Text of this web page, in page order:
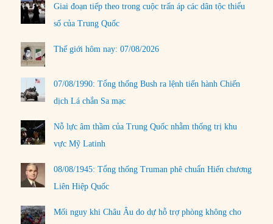
Giai đoạn tiếp theo trong cuộc trấn áp các dân tộc thiểu
số của Trung Quốc
Thế giới hôm nay: 07/08/2026
07/08/1990: Tổng thống Bush ra lệnh tiến hành Chiến
dịch Lá chắn Sa mạc
Nỗ lực âm thầm của Trung Quốc nhằm thống trị khu
vực Mỹ Latinh
08/08/1945: Tổng thống Truman phê chuẩn Hiến chương
Liên Hiệp Quốc
Mối nguy khi Châu Âu do dự hỗ trợ phòng không cho